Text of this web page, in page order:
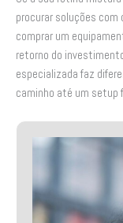
procurar soluções
comprar um
retorno do
especializada faz
caminho até um setup